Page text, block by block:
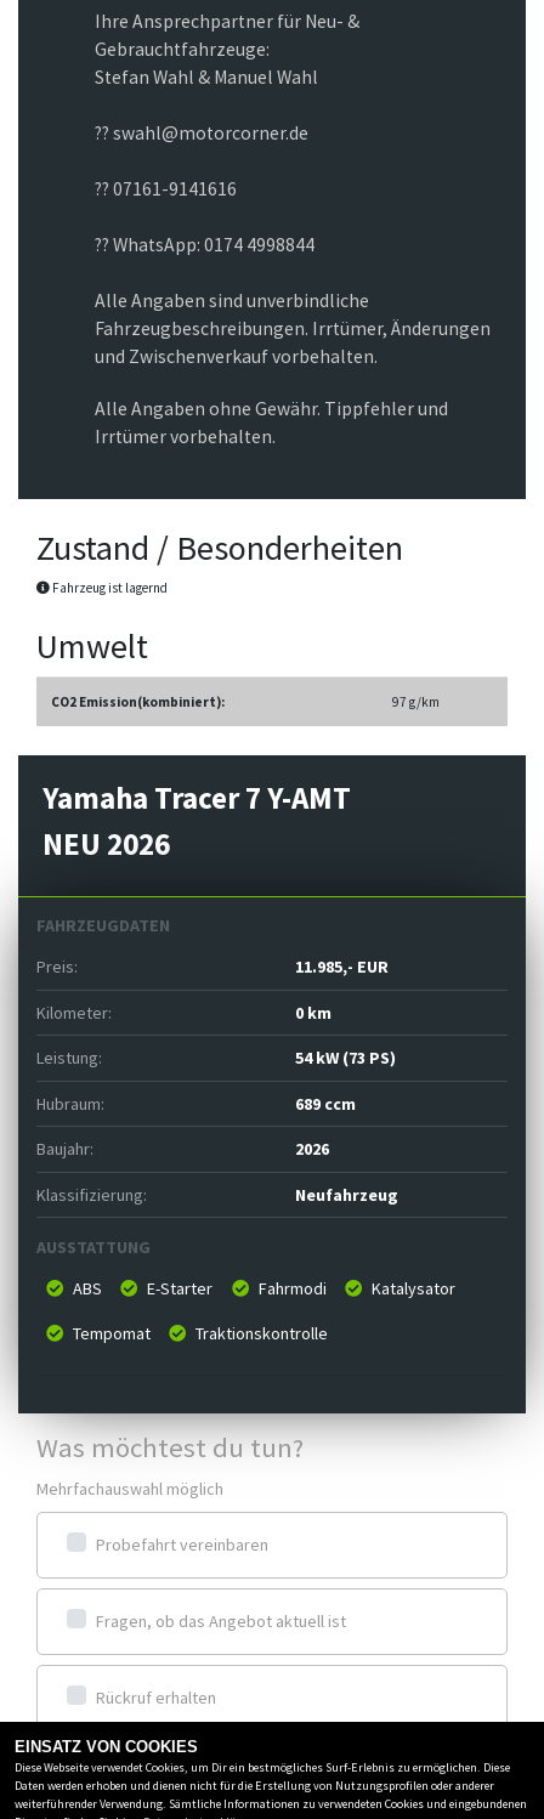
Ihre Ansprechpartner für Neu- &
Gebrauchtfahrzeuge:
Stefan Wahl & Manuel Wahl
?? swahl@motorcorner.de
?? 07161-9141616
?? WhatsApp: 0174 4998844
Alle Angaben sind unverbindliche
Fahrzeugbeschreibungen. Irrtümer, Änderungen
und Zwischenverkauf vorbehalten.
Alle Angaben ohne Gewähr. Tippfehler und
Irrtümer vorbehalten.
Zustand / Besonderheiten
Fahrzeug ist lagernd
Umwelt
CO2 Emission(kombiniert): 97 g/km
Yamaha Tracer 7 Y-AMT
NEU 2026
FAHRZEUGDATEN
Preis:
11.985,- EUR
Kilometer: 0 km
Leistung: 54 kW (73 PS)
Hubraum: 689 ccm
Baujahr: 2026
Klassifizierung: Neufahrzeug
AUSSTATTUNG
ABS
E-Starter Fahrmodi Katalysator
Tempomat Traktionskontrolle
Was möchtest du tun?
Mehrfachauswahl möglich
Probefahrt vereinbaren
Fragen, ob das Angebot aktuell ist
Rückruf erhalten
Frage zum Inserat stellen
EINSATZ VON COOKIES
Diese Webseite verwendet Cookies, um Dir ein bestmögliches Surf-Erlebnis zu ermöglichen. Diese
Daten werden erhoben und dienen nicht für die Erstellung von Nutzungsprofilen oder anderer
weiterführender Verwendung. Sämtliche Informationen zu verwendeten Cookies und eingebundenen